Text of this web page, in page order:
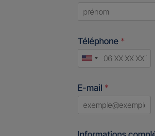
Téléphone *
United
E-mail *